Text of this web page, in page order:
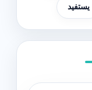
يستفيد